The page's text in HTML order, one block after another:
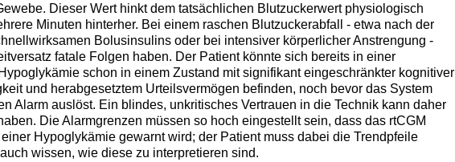
Dieser Wert hinkt dem tatsächlichen Blutzuckerwert physiologisch
Minuten hinterher. Bei einem raschen Blutzuckerabfall - etwa nach der
Bolusinsulins oder bei intensiver körperlicher Anstrengung -
fatale Folgen haben. Der Patient könnte sich bereits in einer
schon in einem Zustand mit signifikant eingeschränkter kognitiver
und herabgesetztem Urteilsvermögen befinden, noch bevor das System
Alarm auslöst. Ein blindes, unkritisches Vertrauen in die Technik kann daher
Die Alarmgrenzen müssen so hoch eingestellt sein, dass das rtCGM
Hypoglykämie gewarnt wird; der Patient muss dabei die Trendpfeile
wissen, wie diese zu interpretieren sind.